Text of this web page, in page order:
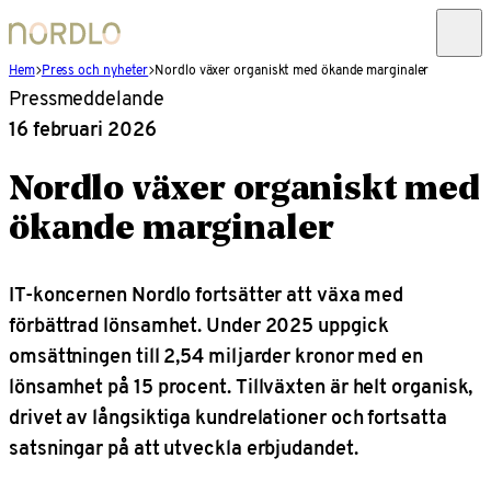
Hem Press och nyheter Nordlo växer organiskt med ökande marginaler
Pressmeddelande
16 februari 2026
Nordlo växer organiskt med
ökande marginaler
IT-koncernen Nordlo fortsätter att växa med
förbättrad lönsamhet. Under 2025 uppgick
omsättningen till 2,54 miljarder kronor med en
lönsamhet på 15 procent. Tillväxten är helt organisk,
drivet av långsiktiga kundrelationer och fortsatta
satsningar på att utveckla erbjudandet.